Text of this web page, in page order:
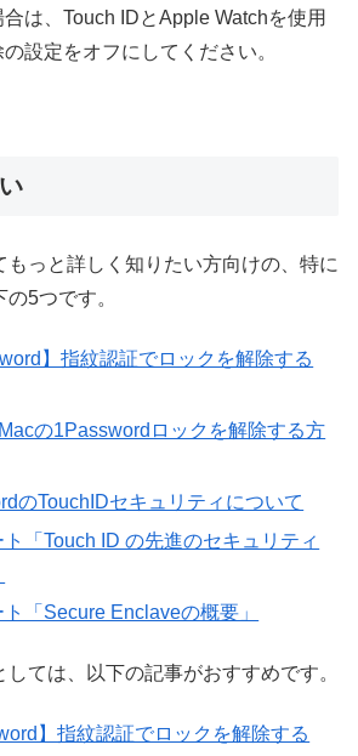
は、Touch IDとApple Watchを使用
設定をオフにしてください。
もっと詳しく知りたい方向けの、特に
5つです。
】指紋認証でロックを解除する
の1Passwordロックを解除する方
のTouchIDセキュリティについて
「Touch ID の先進のセキュリティ
「Secure Enclaveの概要」
ては、以下の記事がおすすめです。
】指紋認証でロックを解除する